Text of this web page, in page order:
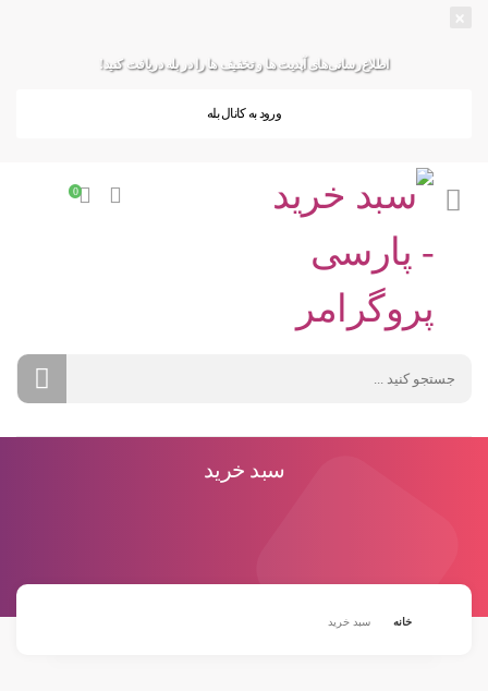
اطلاع‌رسانی‌های آپدیت ها و تخفیف ها را در بله دریافت کنید!
ورود به کانال بله
0
سبد خرید
خانه سبد خرید